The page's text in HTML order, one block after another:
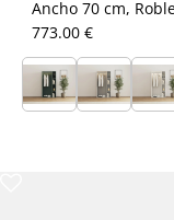
Ancho 70 cm,
773.00 €